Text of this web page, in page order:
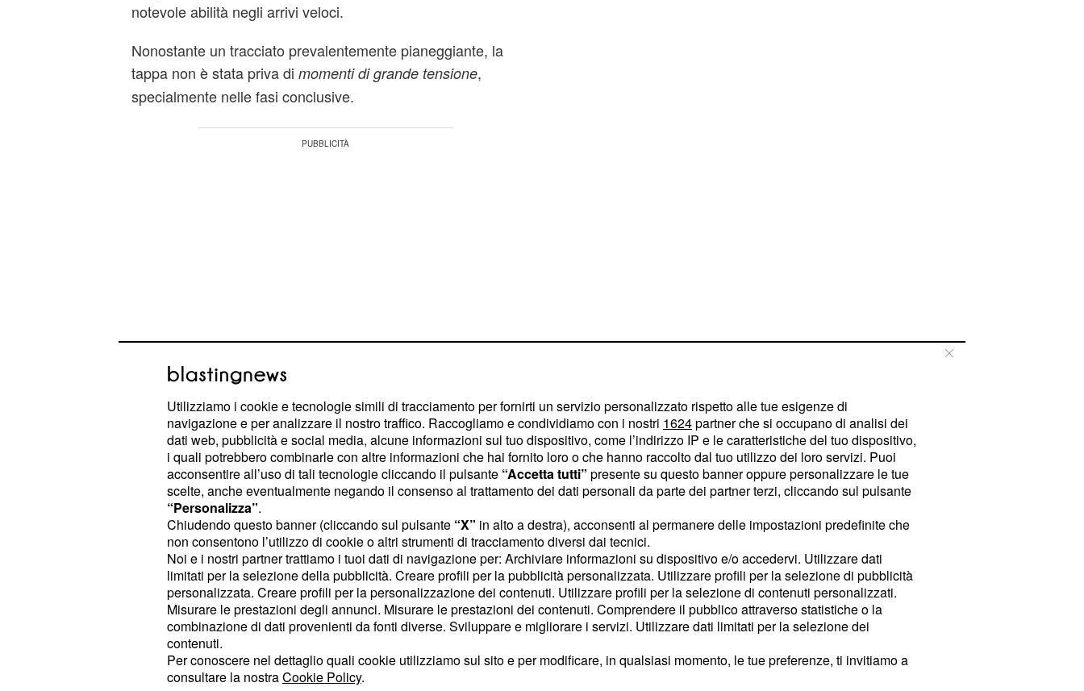
notevole abilità negli arrivi veloci.
Nonostante un tracciato prevalentemente pianeggiante, la
tappa non è stata priva di momenti di grande tensione,
specialmente nelle fasi conclusive.
Il gruppo ha dovuto ingaggiare un lungo inseguimento per
riassorbire una fuga audace, la cui neutralizzazione è
avvenuta solamente nell'ultimo chilometro. Questo ha reso
sprint finaleestremamente combattuto e imprevedibile.
Magnier ha dimostrato grande lucidità tattica, capitalizzando
al meglio la situazione e superando Milan, che aveva
lanciato lo sprint con un certo anticipo. Groenewegen, pur
ben posizionato, non è riuscito a trovare lo spunto per
rimontare negli ultimi decisivi metri.
Guillermo Silva consolida la maglia
rosa
Utilizziamo i cookie e tecnologie simili di tracciamento per fornirti un servizio personalizzato rispetto alle tue esigenze di
navigazione e per analizzare il nostro traffico. Raccogliamo e condividiamo con i nostri 1624partner che si occupano di analisi dei
dati web, pubblicità e social media, alcune informazioni sul tuo dispositivo, come l’indirizzo IP e le caratteristiche del tuo dispositivo,
i quali potrebbero combinarle con altre informazioni che hai fornito loro o che hanno raccolto dal tuo utilizzo dei loro servizi. Puoi
acconsentire all’uso di tali tecnologie cliccando il pulsante “Accetta tutti” presente su questo banner oppure personalizzare le tue
scelte, anche eventualmente negando il consenso al trattamento dei dati personali da parte dei partner terzi, cliccando sul pulsante
“Personalizza”.
Chiudendo questo banner (cliccando sul pulsante “X” in alto a destra), acconsenti al permanere delle impostazioni predefinite che
non consentono l’utilizzo di cookie o altri strumenti di tracciamento diversi dai tecnici.
Noi e i nostri partner trattiamo i tuoi dati di navigazione per: Archiviare informazioni su dispositivo e/o accedervi. Utilizzare dati
limitati per la selezione della pubblicità. Creare profili per la pubblicità personalizzata. Utilizzare profili per la selezione di pubblicità
personalizzata. Creare profili per la personalizzazione dei contenuti. Utilizzare profili per la selezione di contenuti personalizzati.
Misurare le prestazioni degli annunci. Misurare le prestazioni dei contenuti. Comprendere il pubblico attraverso statistiche o la
combinazione di dati provenienti da fonti diverse. Sviluppare e migliorare i servizi. Utilizzare dati limitati per la selezione dei
contenuti.
Per conoscere nel dettaglio quali cookie utilizziamo sul sito e per modificare, in qualsiasi momento, le tue preferenze, ti invitiamo a
consultare la nostraCookie Policy.